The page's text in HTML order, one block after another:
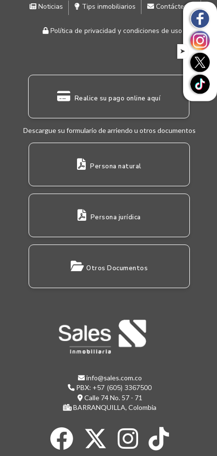
Noticias Tips inmobiliarios Contáctenos
Política de privacidad y condiciones de uso
Realice su pago online aquí
Descargue su formulario de arriendo u otros documentos
Persona natural
Persona jurídica
Otros Documentos
info@sales.com.co
PBX: +57 (605) 3367500
Calle 74 No. 57 - 71
BARRANQUILLA, Colombia
➤